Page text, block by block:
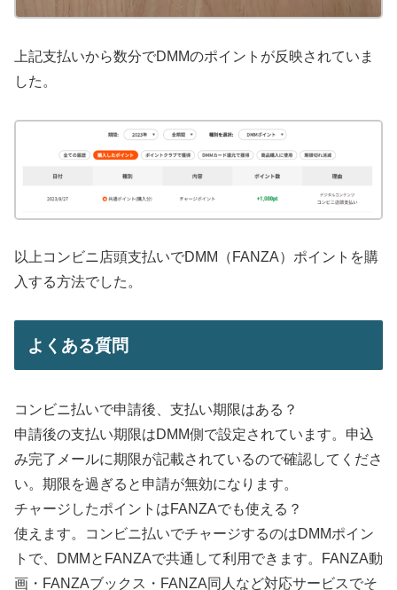
上記支払いから数分でDMMのポイントが反映されていま
した。
以上コンビニ店頭支払いでDMM（FANZA）ポイントを購
入する方法でした。
よくある質問
コンビニ払いで申請後、支払い期限はある？
申請後の支払い期限はDMM側で設定されています。申込
み完了メールに期限が記載されているので確認してくださ
い。期限を過ぎると申請が無効になります。
チャージしたポイントはFANZAでも使える？
使えます。コンビニ払いでチャージするのはDMMポイン
トで、DMMとFANZAで共通して利用できます。FANZA動
画・FANZAブックス・FANZA同人など対応サービスでそ